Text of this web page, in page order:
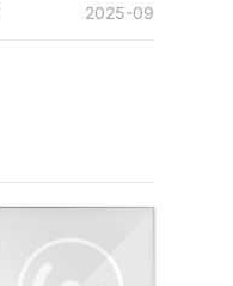
2025-09